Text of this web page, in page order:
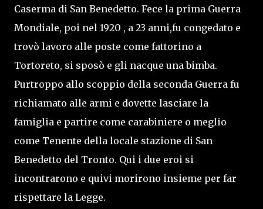
Caserma di San Benedetto. Fece la prima Guerra
Mondiale, poi nel 1920 , a 23 anni,fu congedato e
trovò lavoro alle poste come fattorino a
Tortoreto, si sposò e gli nacque una bimba.
Purtroppo allo scoppio della seconda Guerra fu
richiamato alle armi e dovette lasciare la
famiglia e partire come carabiniere o meglio
come Tenente della locale stazione di San
Benedetto del Tronto. Qui i due eroi si
incontrarono e quivi morirono insieme per far
rispettare la Legge.